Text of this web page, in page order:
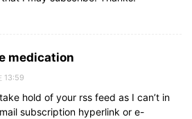
medication
13:59
hold of your rss feed as I can’t in
subscription hyperlink or e-